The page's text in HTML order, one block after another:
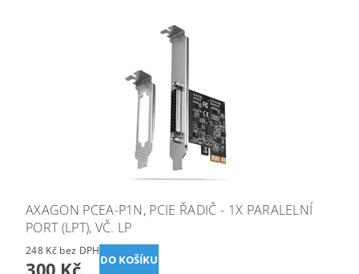
AXAGON PCEA-P1N, PCIE ŘADIČ - 1X PARALELNÍ
PORT (LPT), VČ. LP
248 Kč bez DPH
300 Kč